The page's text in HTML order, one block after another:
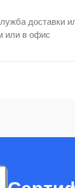
доставки
или в офис